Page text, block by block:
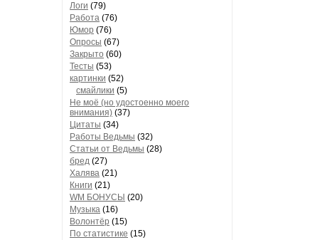
Логи (79)
Работа (76)
Юмор (76)
Опросы (67)
Закрыто (60)
Тесты (53)
картинки (52)
смайлики (5)
Не моё (но удостоенно моего
внимания) (37)
Цитаты (34)
Работы Ведьмы (32)
Статьи от Ведьмы (28)
бред (27)
Халява (21)
Книги (21)
WM БОНУСЫ (20)
Музыка (16)
Волонтёр (15)
По статистике (15)